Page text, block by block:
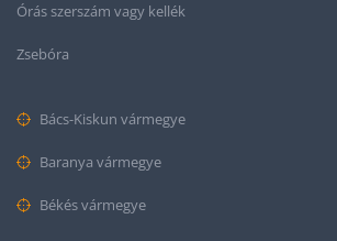
Órás szerszám vagy kellék
Zsebóra
Bács-Kiskun vármegye
Baranya vármegye
Békés vármegye